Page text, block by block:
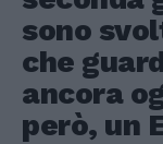
sono
che
ancora
però, un